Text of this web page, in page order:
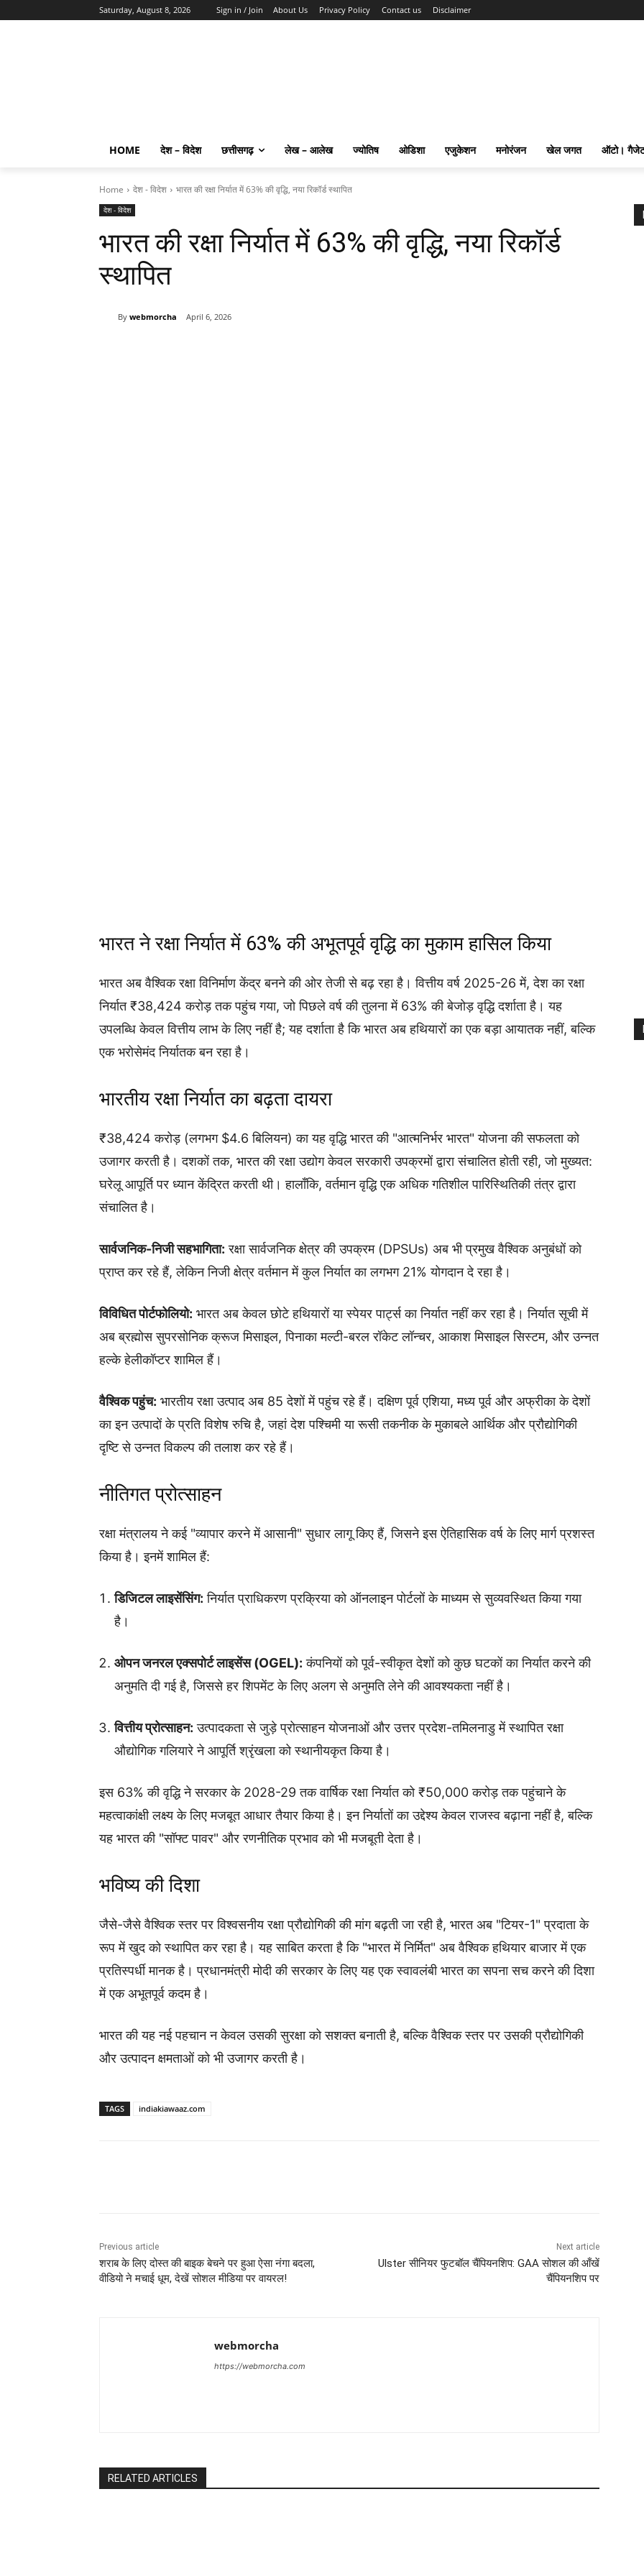
Saturday, August 8, 2026 Sign in / Join About Us Privacy Policy Contact us Disclaimer
HOME देश – विदेश छत्तीसगढ़ लेख – आलेख ज्योतिष ओडिशा एजुकेशन मनोरंजन खेल जगत ऑटो।
Home देश - विदेश भारत की रक्षा निर्यात में 63% की वृद्धि, नया रिकॉर्ड स्थापित
देश - विदेश
भारत की रक्षा निर्यात में 63% की वृद्धि, नया रिकॉर्ड
स्थापित
By webmorcha April 6, 2026
भारत ने रक्षा निर्यात में 63% की अभूतपूर्व वृद्धि का मुकाम हासिल किया
भारत अब वैश्विक रक्षा विनिर्माण केंद्र बनने की ओर तेजी से बढ़ रहा है। वित्तीय वर्ष 2025-26 में, देश का रक्षा
निर्यात ₹38,424 करोड़ तक पहुंच गया, जो पिछले वर्ष की तुलना में 63% की बेजोड़ वृद्धि दर्शाता है। यह
उपलब्धि केवल वित्तीय लाभ के लिए नहीं है; यह दर्शाता है कि भारत अब हथियारों का एक बड़ा आयातक नहीं, बल्कि
एक भरोसेमंद निर्यातक बन रहा है।
भारतीय रक्षा निर्यात का बढ़ता दायरा
₹38,424 करोड़ (लगभग $4.6 बिलियन) का यह वृद्धि भारत की "आत्मनिर्भर भारत" योजना की सफलता को
उजागर करती है। दशकों तक, भारत की रक्षा उद्योग केवल सरकारी उपक्रमों द्वारा संचालित होती रही, जो मुख्यत:
घरेलू आपूर्ति पर ध्यान केंद्रित करती थी। हालाँकि, वर्तमान वृद्धि एक अधिक गतिशील पारिस्थितिकी तंत्र द्वारा
संचालित है।
सार्वजनिक-निजी सहभागिता: रक्षा सार्वजनिक क्षेत्र की उपक्रम (DPSUs) अब भी प्रमुख वैश्विक अनुबंधों को
प्राप्त कर रहे हैं, लेकिन निजी क्षेत्र वर्तमान में कुल निर्यात का लगभग 21% योगदान दे रहा है।
विविधित पोर्टफोलियो: भारत अब केवल छोटे हथियारों या स्पेयर पार्ट्स का निर्यात नहीं कर रहा है। निर्यात सूची में
अब ब्रह्मोस सुपरसोनिक क्रूज मिसाइल, पिनाका मल्टी-बरल रॉकेट लॉन्चर, आकाश मिसाइल सिस्टम, और उन्नत
हल्के हेलीकॉप्टर शामिल हैं।
वैश्विक पहुंच: भारतीय रक्षा उत्पाद अब 85 देशों में पहुंच रहे हैं। दक्षिण पूर्व एशिया, मध्य पूर्व और अफ्रीका के देशों
का इन उत्पादों के प्रति विशेष रुचि है, जहां देश पश्चिमी या रूसी तकनीक के मुकाबले आर्थिक और प्रौद्योगिकी
दृष्टि से उन्नत विकल्प की तलाश कर रहे हैं।
नीतिगत प्रोत्साहन
रक्षा मंत्रालय ने कई "व्यापार करने में आसानी" सुधार लागू किए हैं, जिसने इस ऐतिहासिक वर्ष के लिए मार्ग प्रशस्त
किया है। इनमें शामिल हैं:
डिजिटल लाइसेंसिंग: निर्यात प्राधिकरण प्रक्रिया को ऑनलाइन पोर्टलों के माध्यम से सुव्यवस्थित किया गया
है।
ओपन जनरल एक्सपोर्ट लाइसेंस (OGEL): कंपनियों को पूर्व-स्वीकृत देशों को कुछ घटकों का निर्यात करने की
अनुमति दी गई है, जिससे हर शिपमेंट के लिए अलग से अनुमति लेने की आवश्यकता नहीं है।
वित्तीय प्रोत्साहन: उत्पादकता से जुड़े प्रोत्साहन योजनाओं और उत्तर प्रदेश-तमिलनाडु में स्थापित रक्षा
औद्योगिक गलियारे ने आपूर्ति श्रृंखला को स्थानीयकृत किया है।
इस 63% की वृद्धि ने सरकार के 2028-29 तक वार्षिक रक्षा निर्यात को ₹50,000 करोड़ तक पहुंचाने के
महत्वाकांक्षी लक्ष्य के लिए मजबूत आधार तैयार किया है। इन निर्यातों का उद्देश्य केवल राजस्व बढ़ाना नहीं है, बल्कि
यह भारत की "सॉफ्ट पावर" और रणनीतिक प्रभाव को भी मजबूती देता है।
भविष्य की दिशा
जैसे-जैसे वैश्विक स्तर पर विश्वसनीय रक्षा प्रौद्योगिकी की मांग बढ़ती जा रही है, भारत अब "टियर-1" प्रदाता के
रूप में खुद को स्थापित कर रहा है। यह साबित करता है कि "भारत में निर्मित" अब वैश्विक हथियार बाजार में एक
प्रतिस्पर्धी मानक है। प्रधानमंत्री मोदी की सरकार के लिए यह एक स्वावलंबी भारत का सपना सच करने की दिशा
में एक अभूतपूर्व कदम है।
भारत की यह नई पहचान न केवल उसकी सुरक्षा को सशक्त बनाती है, बल्कि वैश्विक स्तर पर उसकी प्रौद्योगिकी
और उत्पादन क्षमताओं को भी उजागर करती है।
TAGS indiakiawaaz.com
Previous article
शराब के लिए दोस्त की बाइक बेचने पर हुआ ऐसा नंगा बदला,
वीडियो ने मचाई धूम, देखें सोशल मीडिया पर वायरल!
Next article
Ulster सीनियर फुटबॉल चैंपियनशिप: GAA सोशल की आँखें
चैंपियनशिप पर
webmorcha
https://webmorcha.com
RELATED ARTICLES